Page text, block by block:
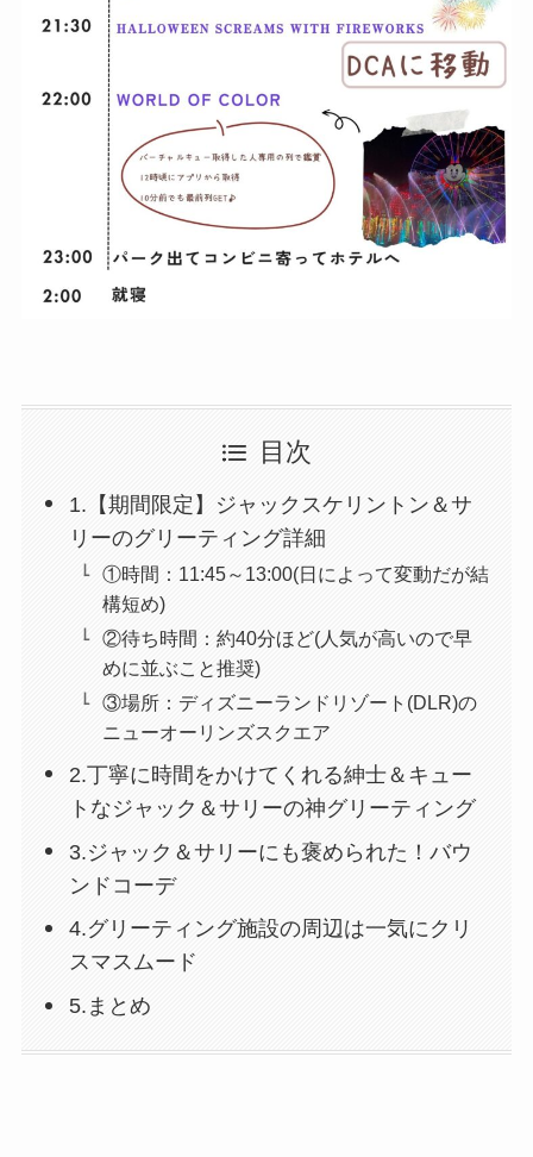
目次
1.【期間限定】ジャックスケリントン＆サ
リーのグリーティング詳細
①時間：11:45～13:00(日によって変動だが結
構短め)
②待ち時間：約40分ほど(人気が高いので早
めに並ぶこと推奨)
③場所：ディズニーランドリゾート(DLR)の
ニューオーリンズスクエア
2.丁寧に時間をかけてくれる紳士＆キュー
トなジャック＆サリーの神グリーティング
3.ジャック＆サリーにも褒められた！バウ
ンドコーデ
4.グリーティング施設の周辺は一気にクリ
スマスムード
5.まとめ